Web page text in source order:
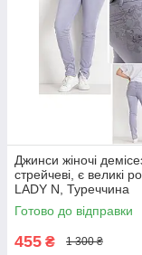
Джинси жіночі
стрейчеві, є великі
LADY N, Туреччина
Готово до відправки
455 ₴ 1 300 ₴